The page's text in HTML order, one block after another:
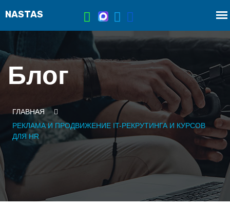
Блог
ГЛАВНАЯ
РЕКЛАМА И ПРОДВИЖЕНИЕ IT-РЕКРУТИНГА И КУРСОВ
ДЛЯ HR